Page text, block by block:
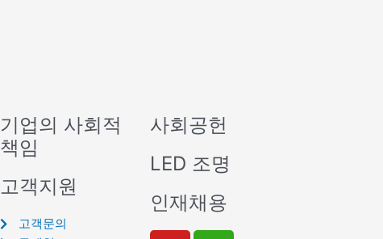
기업의 사회적
책임
고객지원
고객문의
사회공헌
LED 조명
인재채용